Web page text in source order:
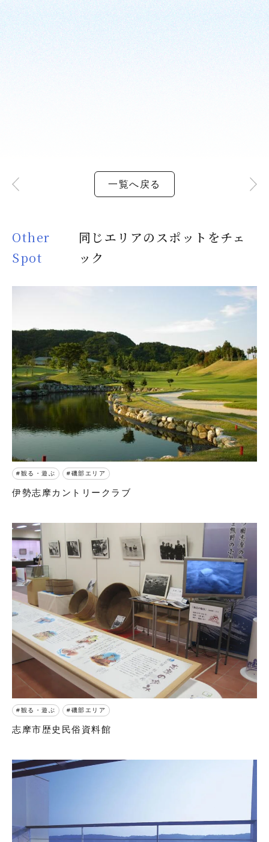
一覧へ戻る
Other
Spot
同じエリアのスポットをチェ
ック
観る・遊ぶ 磯部エリア
伊勢志摩カントリークラブ
観る・遊ぶ 磯部エリア
志摩市歴史民俗資料館